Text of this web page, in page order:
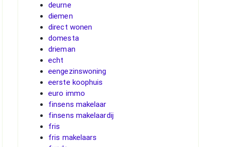
deurne
diemen
direct wonen
domesta
drieman
echt
eengezinswoning
eerste koophuis
euro immo
finsens makelaar
finsens makelaardij
fris
fris makelaars